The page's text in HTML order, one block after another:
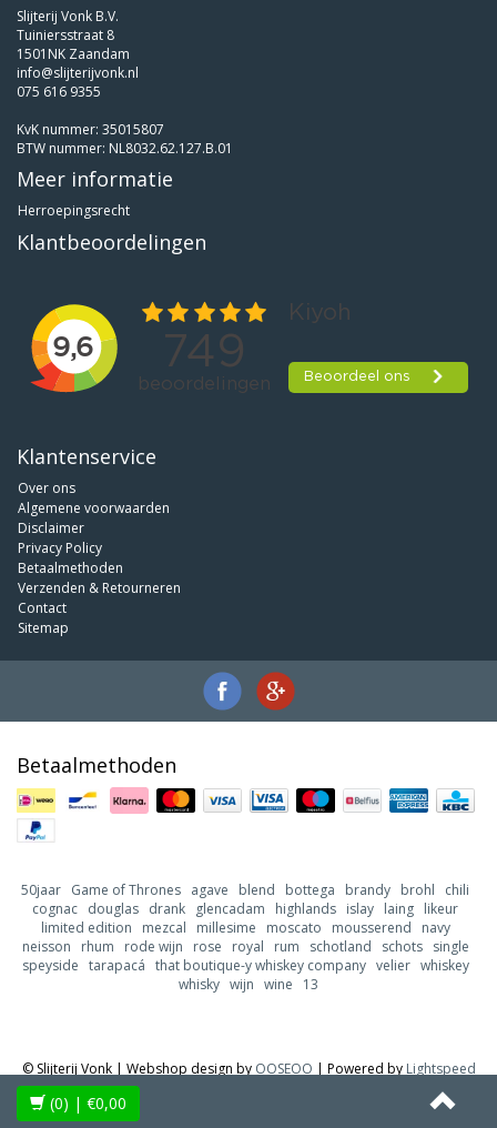
Slijterij Vonk B.V.
Tuiniersstraat 8
1501NK Zaandam
info@slijterijvonk.nl
075 616 9355
KvK nummer: 35015807
BTW nummer: NL8032.62.127.B.01
Meer informatie
Herroepingsrecht
Klantbeoordelingen
Klantenservice
Over ons
Algemene voorwaarden
Disclaimer
Privacy Policy
Betaalmethoden
Verzenden & Retourneren
Contact
Sitemap
Betaalmethoden
50jaar Game of Thrones agave blend bottega brandy brohl
chili
cognac douglas drank glencadam highlands islay laing likeur
limited edition
mezcal millesime moscato mousserend
navy
neisson
rhum rode wijn rose royal rum schotland schots
single
speyside tarapacá that boutique-y whiskey company velier whiskey
whisky wijn wine 13
© Slijterij Vonk | Webshop design by OOSEOO | Powered by Lightspeed
(0) | €0,00